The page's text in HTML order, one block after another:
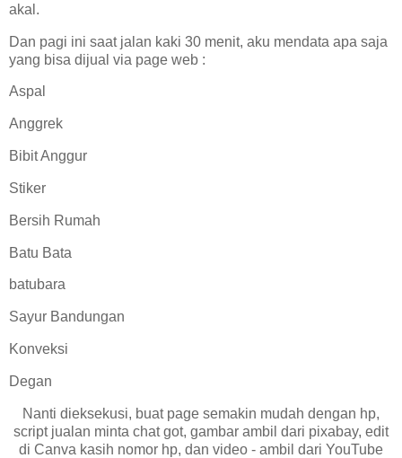
akal.
Dan pagi ini saat jalan kaki 30 menit, aku mendata apa saja
yang bisa dijual via page web :
Aspal
Anggrek
Bibit Anggur
Stiker
Bersih Rumah
Batu Bata
batubara
Sayur Bandungan
Konveksi
Degan
Nanti dieksekusi, buat page semakin mudah dengan hp,
script jualan minta chat got, gambar ambil dari pixabay, edit
di Canva kasih nomor hp, dan video - ambil dari YouTube